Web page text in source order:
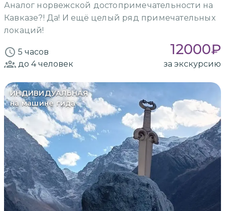
Аналог норвежской достопримечательности на
Кавказе?! Да! И ещё целый ряд примечательных
локаций!
5 часов 12000₽
до 4человек за экскурсию
ИНДИВИДУАЛЬНАЯ
на машине гида